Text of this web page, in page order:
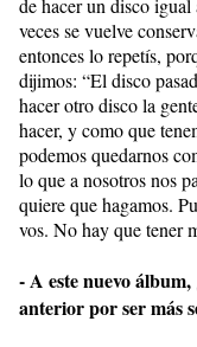
de hacer un disco
veces se vuelve
entonces lo repetís,
dijimos: “El disco
hacer otro disco la
hacer, y como que
podemos quedarnos
lo que a nosotros nos
quiere que hagamos.
vos. No hay que tener
- A este nuevo
anterior por ser más